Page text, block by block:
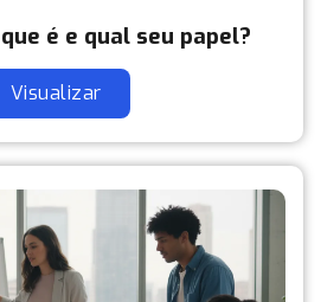
é e qual seu papel?
Visualizar